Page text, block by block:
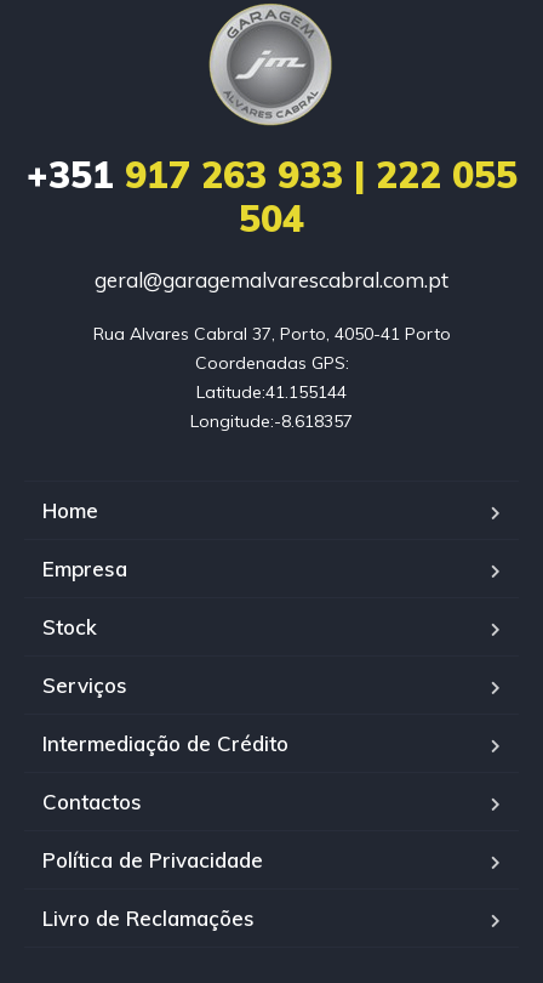
+351 917 263 933 | 222 055
504
geral@garagemalvarescabral.com.pt
Rua Alvares Cabral 37, Porto, 4050-41 Porto
Coordenadas GPS:
Latitude:41.155144
Longitude:-8.618357
Home
Empresa
Stock
Serviços
Intermediação de Crédito
Contactos
Política de Privacidade
Livro de Reclamações